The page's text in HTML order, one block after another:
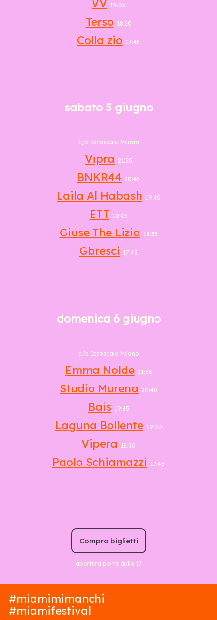
VV 19:05
Terso 18:20
Colla zio 17:45
sabato 5 giugno
c/o Idroscalo Milano
Vipra 21:55
BNKR44 20:45
Laila Al Habash 19:45
ETT 19:05
Giuse The Lizia 18:35
Gbresci 17:45
domenica 6 giugno
c/o Idroscalo Milano
Emma Nolde 21:55
Studio Murena 20:40
Bais 19:45
Laguna Bollente 19:00
Vipera 18:20
Paolo Schiamazzi 17:45
Compra biglietti
apertura porte dalle 17
#miamimimanchi
#miamifestival